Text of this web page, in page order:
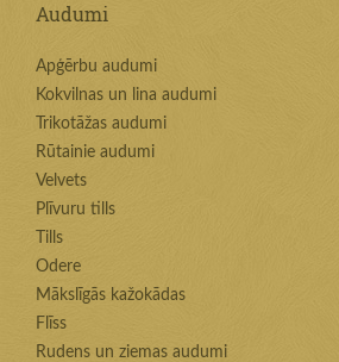
Audumi
Apģērbu audumi
Kokvilnas un lina audumi
Trikotāžas audumi
Rūtainie audumi
Velvets
Plīvuru tills
Tills
Odere
Mākslīgās kažokādas
Flīss
Rudens un ziemas audumi